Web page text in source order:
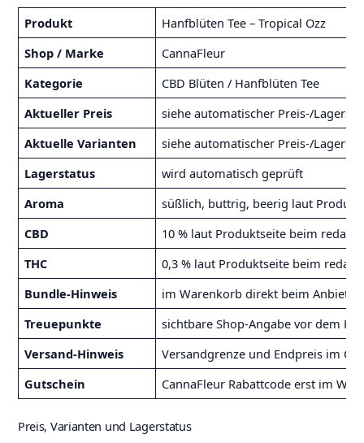
Produkt
Hanfblüten Tee – Tropical Ozz
Shop / Marke
CannaFleur
Kategorie
CBD Blüten / Hanfblüten Tee
Aktueller Preis
siehe automatischer Preis-/
Aktuelle Varianten
siehe automatischer Preis-/
Lagerstatus
wird automatisch geprüft
Aroma
süßlich, buttrig, beerig laut
CBD
10 % laut Produktseite beim
THC
0,3 % laut Produktseite beim
Bundle-Hinweis
im Warenkorb direkt beim
Treuepunkte
sichtbare Shop-Angabe vor dem
Versand-Hinweis
Versandgrenze und Endpreis im
Gutschein
CannaFleur Rabattcode erst im
Preis, Varianten und Lagerstatus